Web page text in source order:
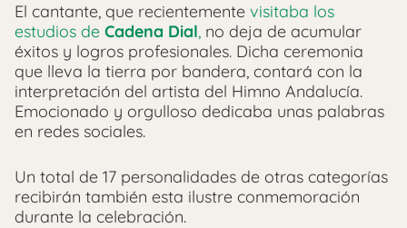
El cantante, que recientemente visitaba los
estudios de Cadena Dial, no deja de acumular
éxitos y logros profesionales. Dicha ceremonia
que lleva la tierra por bandera, contará con la
interpretación del artista del Himno Andalucía.
Emocionado y orgulloso dedicaba unas palabras
en redes sociales.
Un total de 17 personalidades de otras categorías
recibirán también esta ilustre conmemoración
durante la celebración.